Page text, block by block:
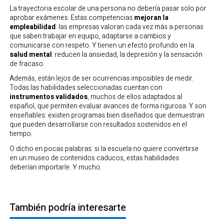
La trayectoria escolar de una persona no debería pasar solo por
aprobar exámenes. Estas competencias mejoran la
empleabilidad: las empresas valoran cada vez más a personas
que saben trabajar en equipo, adaptarse a cambios y
comunicarse con respeto. Y tienen un efecto profundo en la
salud mental: reducen la ansiedad, la depresión y la sensación
de fracaso.
Además, están lejos de ser ocurrencias imposibles de medir.
Todas las habilidades seleccionadas cuentan con
instrumentos validados, muchos de ellos adaptados al
español, que permiten evaluar avances de forma rigurosa. Y son
enseñables: existen programas bien diseñados que demuestran
que pueden desarrollarse con resultados sostenidos en el
tiempo.
O dicho en pocas palabras: si la escuela no quiere convertirse
en un museo de contenidos caducos, estas habilidades
deberían importarle. Y mucho.
También podría interesarte